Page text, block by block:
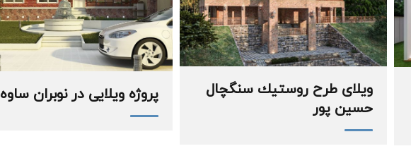
ویلای طرح روستيك سنگچال
حسین پور
پروژه ویلایی در نوبران ساوه